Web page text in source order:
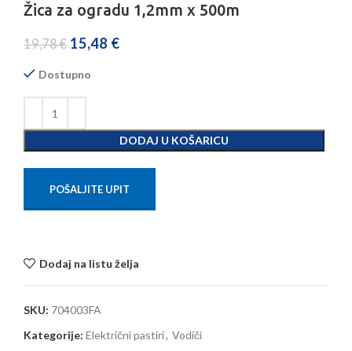
Žica za ogradu 1,2mm x 500m
19,78€ 15,48 €
Dostupno
DODAJ U KOŠARICU
POŠALJITE UPIT
Dodaj na listu želja
SKU: 704003FA
Kategorije: Električni pastiri, Vodiči